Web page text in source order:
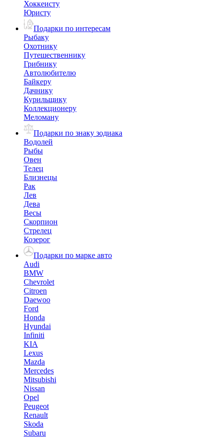
Хоккеисту
Юристу
Подарки по интересам
Рыбаку
Охотнику
Путешественнику
Грибнику
Автолюбителю
Байкеру
Дачнику
Курильщику
Коллекционеру
Меломану
Подарки по знаку зодиака
Водолей
Рыбы
Овен
Телец
Близнецы
Рак
Лев
Дева
Весы
Скорпион
Стрелец
Козерог
Подарки по марке авто
Audi
BMW
Chevrolet
Citroen
Daewoo
Ford
Honda
Hyundai
Infiniti
KIA
Lexus
Mazda
Mercedes
Mitsubishi
Nissan
Opel
Peugeot
Renault
Skoda
Subaru